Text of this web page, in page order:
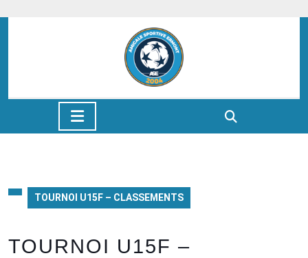
to
TOURNOI U15F – CLASSEMENTS
TOURNOI U15F –